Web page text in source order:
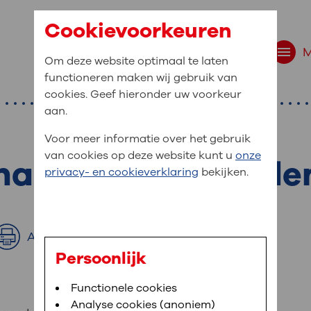
navigatie
bent u naar op
Bloedafname,MijnOLVG,Uw bezoek aan OLVG
medische gegevens
In MijnOLVG kunt u uw medische
het u uitkomt. OLVG breidt MijnOLVG
Afdrukken
Cookievoorkeuren
Om deze website optimaal te laten
functioneren maken wij gebruik van
cookies. Geef hieronder uw voorkeur
aan.
Voor meer informatie over het gebruik
van cookies op deze website kunt u onze
privacy- en cookieverklaring bekijken.
Persoonlijk
Functionele cookies
Analyse cookies (anoniem)